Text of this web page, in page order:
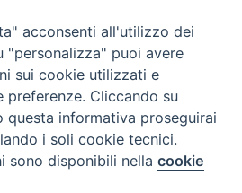
1 48121- Ravenna
e aggiornamenti:
Preferenze Cookie
acconsenti all'utilizzo dei
"personalizza" puoi avere
sui cookie utilizzati e
preferenze. Cliccando su
informativa proseguirai
i soli cookie tecnici.
sono disponibili nellacookie